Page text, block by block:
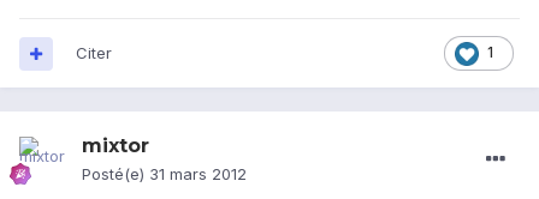
1
Citer
mixtor
Posté(e) 31 mars 2012